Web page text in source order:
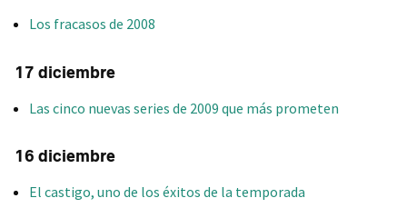
Los fracasos de 2008
17 diciembre
Las cinco nuevas series de 2009 que más prometen
16 diciembre
El castigo, uno de los éxitos de la temporada